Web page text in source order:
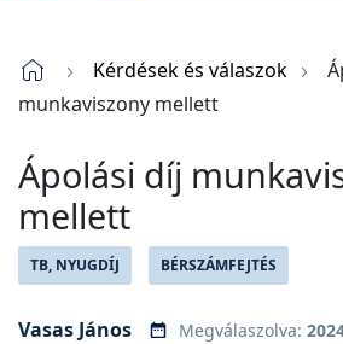
Kérdések és válaszok
munkaviszony mellett
Ápolási díj
mellett
TB, NYUGDÍJ BÉRSZÁMFEJTÉS
Vasas János Megválaszolva: